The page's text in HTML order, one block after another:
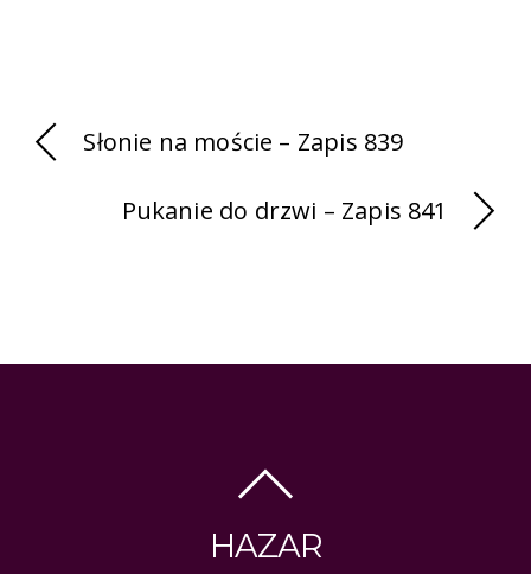
Słonie na moście – Zapis 839
Pukanie do drzwi – Zapis 841
HAZAR